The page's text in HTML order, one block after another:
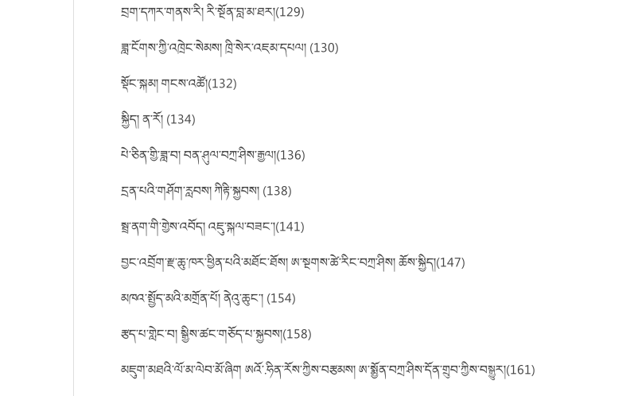
བྲག་དཀར་གནས་རི། རི་སྔོན་བླ་མ་ཐར།(129)
ཟླ་ངོགས་ཀྱི་འཁྲེང་སེམས། ཁྲི་སེར་འཇམ་དཔལ། (130)
སྡོང་སྐམ། གངས་འཚོ།(132)
སྐྱིད། ན་རོ། (134)
པེ་ཅིན་གྱི་ཟླ་བ། བན་ཤུལ་བཀྲ་ཤིས་རྒྱལ།(136)
དྲན་པའི་གཤོག་རླབས། ཀིརྟི་སྐྱབས། (138)
སྦྲ་ནག་གི་གྱེས་འབོད། འཇུ་སྐལ་བཟང་།(141)
བྱང་འབྲོག་རྫ་ཆུ་ཁར་ཕྱིན་པའི་མཐོང་ཐོས། ཨ་སྔགས་ཚེ་རིང་བཀྲ་ཤིས། ཆོས་སྐྱིད།(147)
མཁའ་སྤྱོད་མའི་མགྲོན་པོ། ནེའུ་ཆུང་། (154)
རྩད་པ་གླེང་བ། སྒྱིས་ཚང་གཅོད་པ་སྐྱབས།(158)
མཇུག་མཐའི་ལོ་མ་ལེབ་མོ་ཞིག ཨའོ་.ཧིན་རོས་ཀྱིས་བརྩམས། ཨ་སྨྱོན་བཀྲ་ཤིས་དོན་གྲུབ་ཀྱིས་བསྒྱུར།(161)